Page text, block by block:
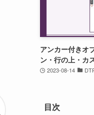
アンカー付きオ
ン・行の上・カ
2023-08-14
目次